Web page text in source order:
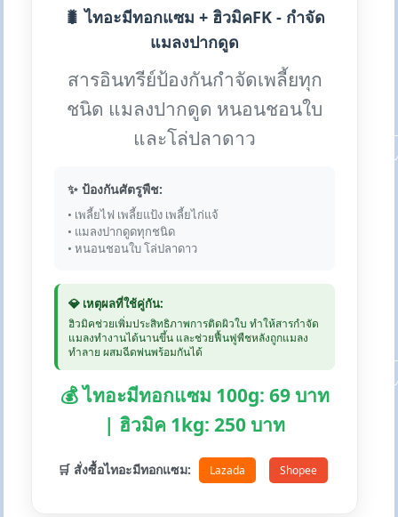
🐛 ไทอะมีทอกแซม + ฮิวมิคFK - กำจัด
แมลงปากดูด
สารอินทรีย์ป้องกันกำจัดเพลี้ยทุก
ชนิด แมลงปากดูด หนอนชอนใบ
และโล่ปลาดาว
✨ ป้องกันศัตรูพืช:
• เพลี้ยไฟ เพลี้ยแป้ง เพลี้ยไก่แจ้
• แมลงปากดูดทุกชนิด
• หนอนชอนใบ โล่ปลาดาว
💎 เหตุผลที่ใช้คู่กัน:
ฮิวมิคช่วยเพิ่มประสิทธิภาพการติดผิวใบ ทำให้สารกำจัด
แมลงทำงานได้นานขึ้น และช่วยฟื้นฟูพืชหลังถูกแมลง
ทำลาย ผสมฉีดพ่นพร้อมกันได้
💰 ไทอะมีทอกแซม 100g: 69 บาท
| ฮิวมิค 1kg: 250 บาท
🛒 สั่งซื้อไทอะมีทอกแซม: Lazada Shopee